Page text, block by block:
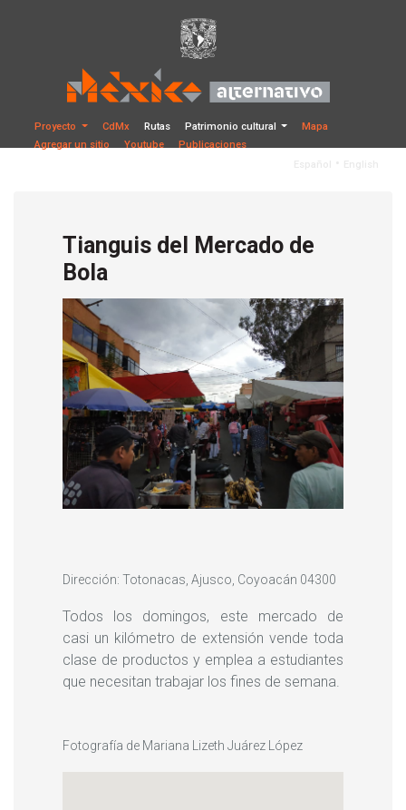
Proyecto CdMx Rutas Patrimonio cultural
Mapa
Agregar un sitio
Youtube
Publicaciones
Tianguis del Mercado de
Bola
Dirección: Totonacas, Ajusco, Coyoacán 04300
Todos los domingos, este mercado de
casi un kilómetro de extensión vende toda
clase de productos y emplea a estudiantes
que necesitan trabajar los fines de semana.
Fotografía de Mariana Lizeth Juárez López